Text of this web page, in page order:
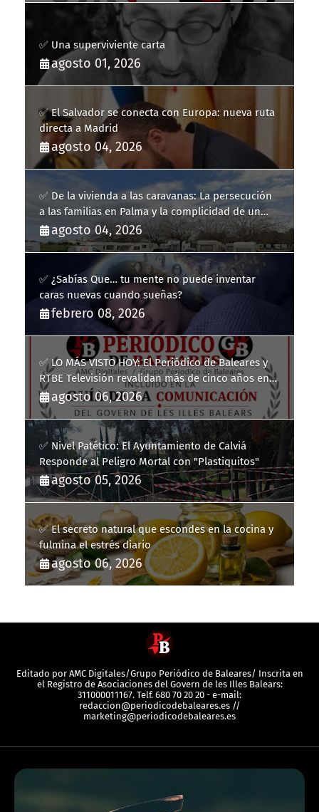
✅ Una superviviente carta
agosto 01, 2026
✅ El Salvador se conecta con Europa: nueva ruta
directa a Madrid
agosto 04, 2026
✅ De la vivienda a las caravanas: La persecución
a las familias en Palma y la complicidad de un
fracaso heredado
agosto 04, 2026
✅ ¿Sabías Que… tu mente no puede inventar
caras nuevas cuando sueñas?
febrero 08, 2026
✅ LO MÁS VISTO HOY: El Periódico de Baleares y
RTBE Televisión revalidan más de cinco años en
la Guía de la Comunicación del Govern de les Illes
Balears
agosto 06, 2026
✅ Nivel Patético: El Ayuntamiento de Calviá
Responde al Peligro Mortal con "Plastiquitos"
agosto 05, 2026
✅ El secreto natural que escondes en la cocina y
fulmina el estrés diario
agosto 06, 2026
Editado por AMC Digitales/Grupo Periódico de Baleares/ Inscrita en
el Registro de Asociaciones del Govern de les Illes Balears:
311000011167. Telf. 680 70 20 20 - e-mail:
redaccion@periodicodebaleares.es //
marketing@periodicodebaleares.es